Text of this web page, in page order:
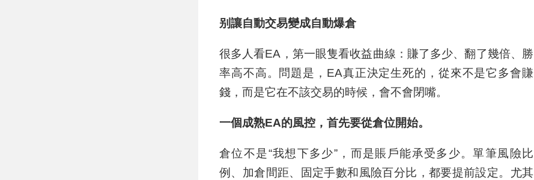
别讓自動交易變成自動爆倉
很多人看EA，第一眼隻看收益曲線：賺了多少、翻了幾倍、勝
率高不高。問題是，EA真正決定生死的，從來不是它多會賺
錢，而是它在不該交易的時候，會不會閉嘴。
一個成熟EA的風控，首先要從倉位開始。
倉位不是“我想下多少”，而是賬戶能承受多少。單筆風險比
例、加倉間距、固定手數和風險百分比，都要提前設定。尤其